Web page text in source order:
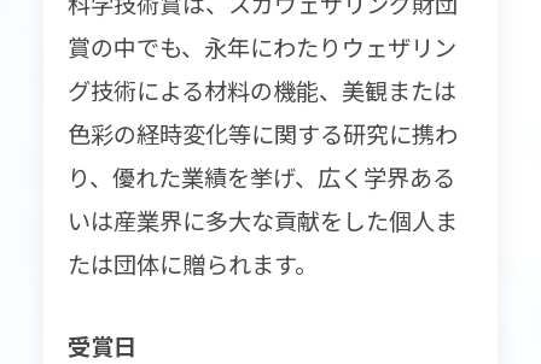
賞の中でも、永年にわたりウェザリン
グ技術による材料の機能、美観または
色彩の経時変化等に関する研究に携わ
り、優れた業績を挙げ、広く学界ある
いは産業界に多大な貢献をした個人ま
たは団体に贈られます。
受賞日